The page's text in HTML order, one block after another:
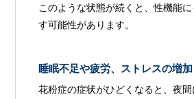
このような状態が続くと、性機能
す可能性があります。
睡眠不足や疲労、ストレスの増加
花粉症の症状がひどくなると、夜